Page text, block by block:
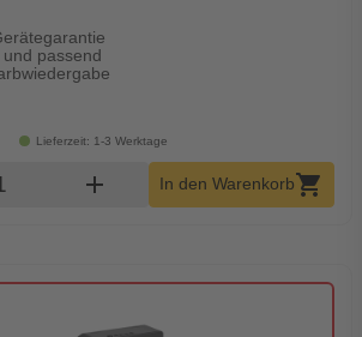
passend
Lieferzeit: 1-3 Werktage
Warenkorb Menge
add In den Warenkorbshopping_cart